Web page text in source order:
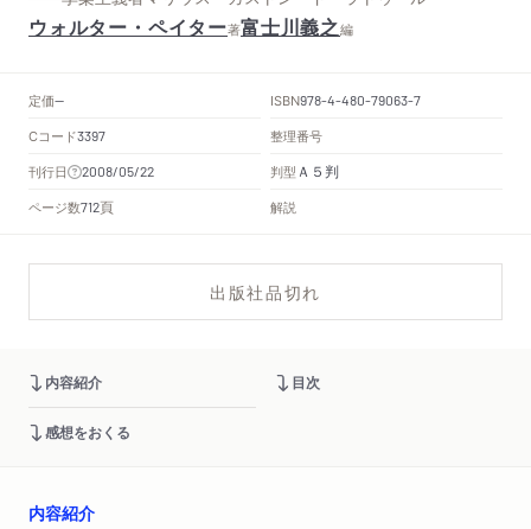
ウォルター・ペイター著富士川義之編
定価-- ISBN978-4-480-79063-7
Cコード3397
整理番号
刊行日
2008/05/22 判型 Ａ５判
ページ数712頁 解説
出版社品切れ
内容紹介 目次
感想をおくる
内容紹介